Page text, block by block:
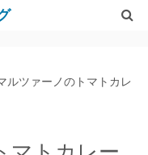
ルツァーノのトマトカレ